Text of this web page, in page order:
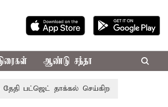
ஆண்டு சந்தா
தாக்கல் செய்கிறார் முதல்-அமைச்சர்